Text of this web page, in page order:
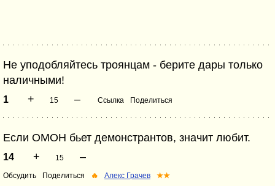
Не уподобляйтесь троянцам - берите дары только
наличными!
1 + 15 – Ссылка Поделиться
Если ОМОН бьет демонстрантов, значит любит.
14 + 15 –
Обсудить Поделиться 🔥 Алекс Грачев ★★